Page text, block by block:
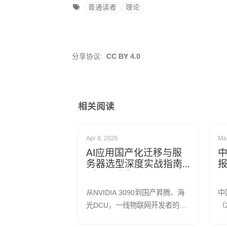
普通读者 理论
分享协议: CC BY 4.0
相关阅读
Apr 8, 2026
AI应用国产化迁移与服
务器选型深度实战指南
从NVIDIA 3090到国产昇腾、海
光DCU，一线物联网开发者的真
中